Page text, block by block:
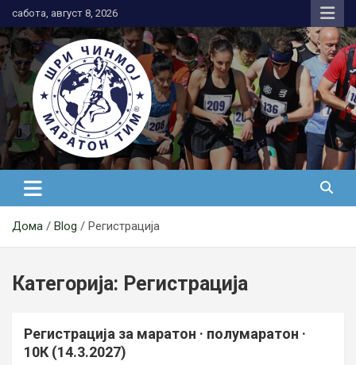
to
content
сабота, август 8, 2026
АК Шри Чинмој – Шри Чинмој
Маратон Тим®
Дома Blog Регистрација
Категорија: Регистрација
Регистрација за маратон · полумаратон ·
10К (14.3.2027)